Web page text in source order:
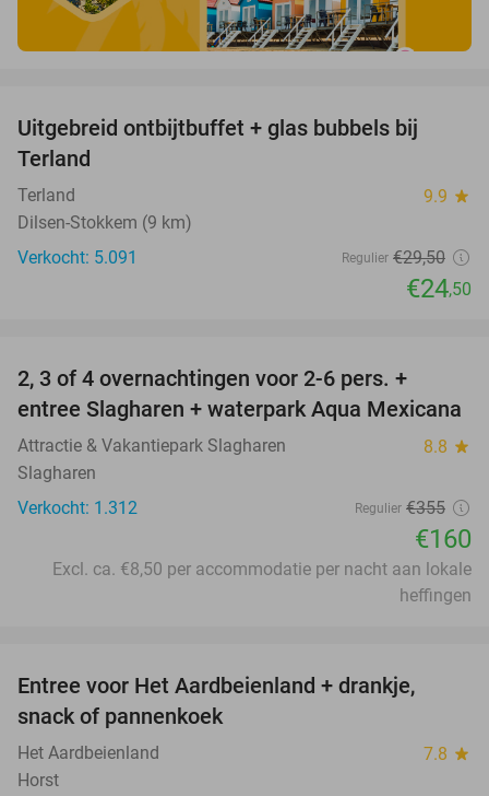
Uitgebreid ontbijtbuffet + glas bubbels bij
Terland
Terland 9.9 star
Dilsen-Stokkem (9 km)
Verkocht: 5.091
Regulier €29,50
€24,50
2, 3 of 4 overnachtingen voor 2-6 pers. +
entree Slagharen + waterpark Aqua Mexicana
Attractie & Vakantiepark Slagharen 8.8 star
Slagharen
Verkocht: 1.312
Regulier €355
€160
Excl. ca. €8,50 per accommodatie per nacht aan lokale
heffingen
Entree voor Het Aardbeienland + drankje,
snack of pannenkoek
Het Aardbeienland 7.8 star
Horst